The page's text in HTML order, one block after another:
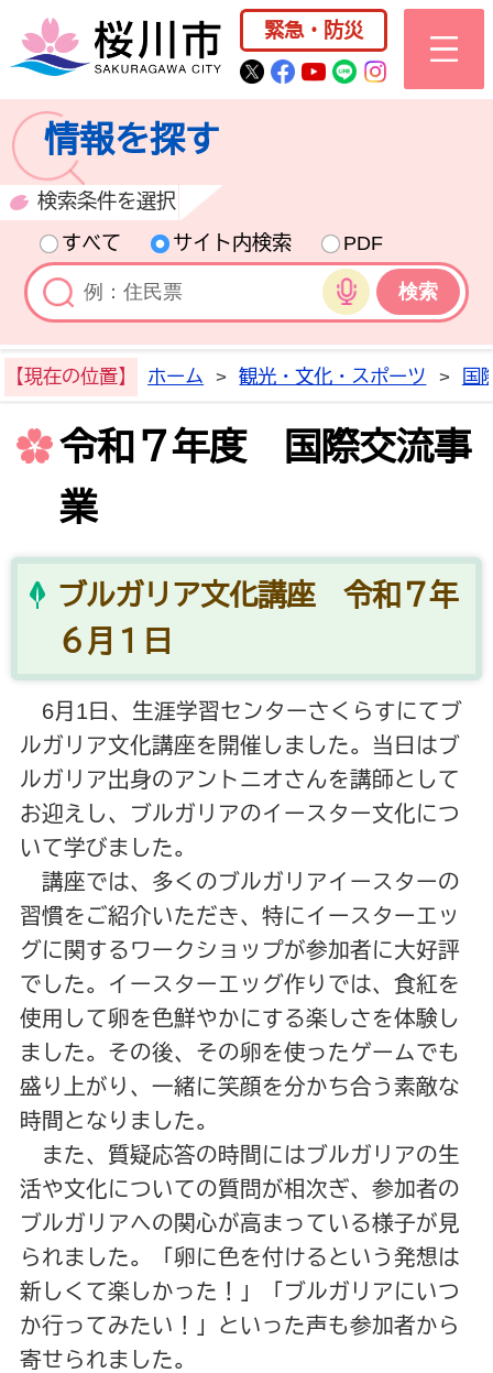
桜川市公式ホー
緊急・防災
桜川市公式Twitter
桜川市公式
桜川市公式
桜川市公式
情報を探す
検索条件を選択
すべて
サイト内検索
PDF
音声検索
【現在の位置】 ホーム > 観光・文化・スポーツ > 国
令和７年度 国際交流事
業
ブルガリア文化講座 令和７年
６月１日
6月1日、生涯学習センターさくらすにてブ
ルガリア文化講座を開催しました。当日はブ
ルガリア出身のアントニオさんを講師として
お迎えし、ブルガリアのイースター文化につ
いて学びました。
講座では、多くのブルガリアイースターの
習慣をご紹介いただき、特にイースターエッ
グに関するワークショップが参加者に大好評
でした。イースターエッグ作りでは、食紅を
使用して卵を色鮮やかにする楽しさを体験し
ました。その後、その卵を使ったゲームでも
盛り上がり、一緒に笑顔を分かち合う素敵な
時間となりました。
また、質疑応答の時間にはブルガリアの生
活や文化についての質問が相次ぎ、参加者の
ブルガリアへの関心が高まっている様子が見
られました。「卵に色を付けるという発想は
新しくて楽しかった！」「ブルガリアにいつ
か行ってみたい！」といった声も参加者から
寄せられました。